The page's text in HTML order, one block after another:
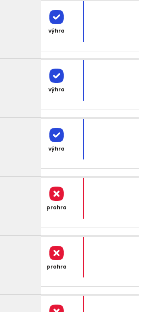
výhra
výhra
výhra
prohra
prohra